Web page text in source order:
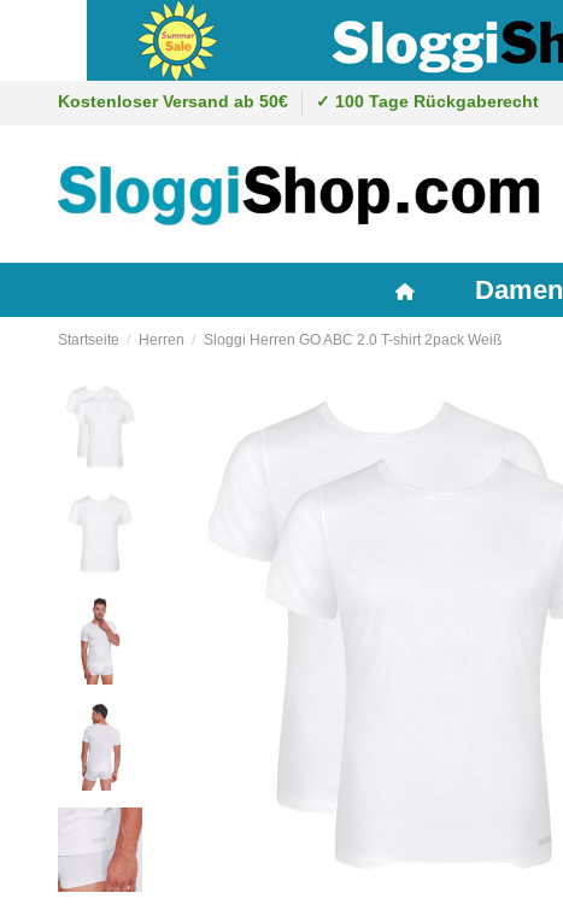
Kostenloser Versand ab 50€ ✓ 100 Tage Rückgaberecht
Damen
Startseite Herren Sloggi Herren GO ABC 2.0 T-shirt 2pack Weiß